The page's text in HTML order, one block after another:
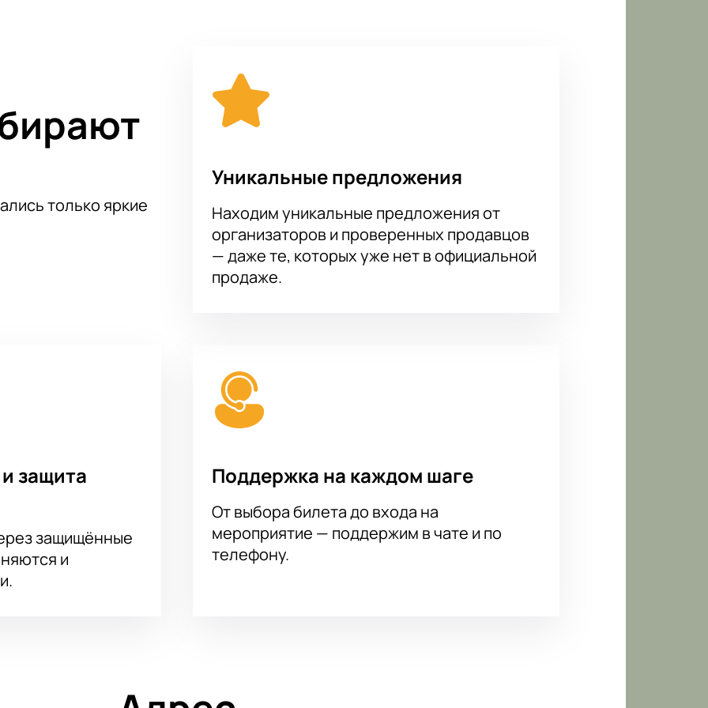
этой завораживающей премьеры! Купите билеты на Танцевальное шоу «Гранд.
Фестивальный прямо сейчас на нашем сайте. У нас вы можете быть уверены в удобстве и
только яркие
Уникальные предложения
Находим уникальные предложения от
организаторов и проверенных продавцов
— даже те, которых уже нет в официальной
продаже.
защита
защищённые
и
Поддержка на каждом шаге
От выбора билета до входа на
мероприятие — поддержим в чате и по
телефону.